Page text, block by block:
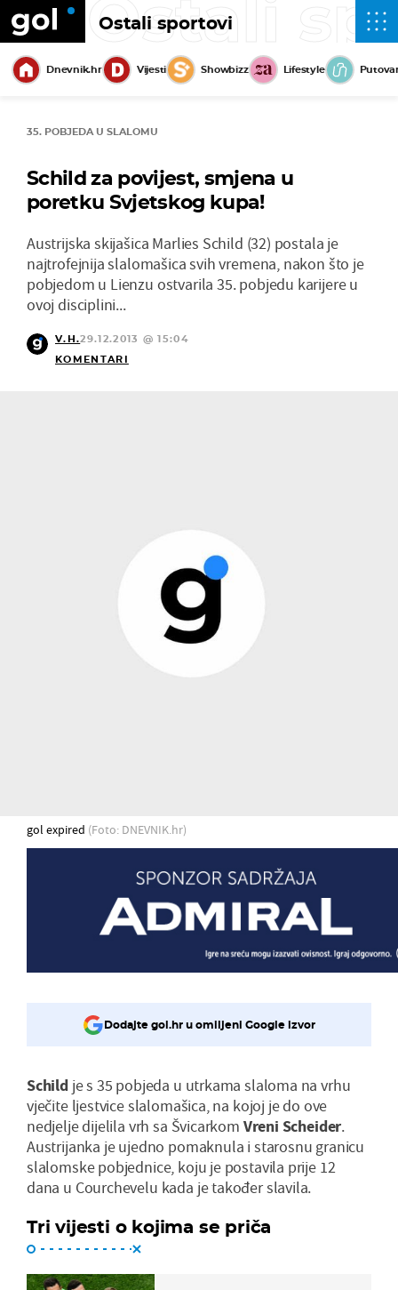
Ostali sportovi
Ostali
Dnevnik.hr Vijesti Showbizz Lifestyle
35. POBJEDA U SLALOMU
Schild za povijest, smjena u
poretku Svjetskog kupa!
Austrijska skijašica Marlies Schild (32) postala je
najtrofejnija slalomašica svih vremena, nakon što je
pobjedom u Lienzu ostvarila 35. pobjedu karijere u
ovoj disciplini...
V.H.29.12.2013 @ 15:04
KOMENTARI
gol expired (Foto: DNEVNIK.hr)
Dodajte gol.hr u omiljeni Google izvor
Schildje s 35 pobjeda u utrkama slaloma na vrhu
vječite ljestvice slalomašica, na kojoj je do ove
nedjelje dijelila vrh sa Švicarkom Vreni Scheider.
Austrijanka je ujedno pomaknula i starosnu granicu
slalomske pobjednice, koju je postavila prije 12
dana u Courchevelu kada je također slavila.
Tri vijesti o kojima se priča